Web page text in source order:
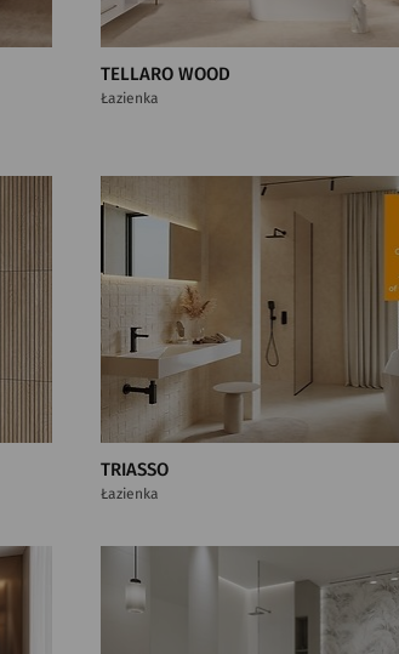
TELLARO WOOD
Łazienka
TRIASSO
Łazienka